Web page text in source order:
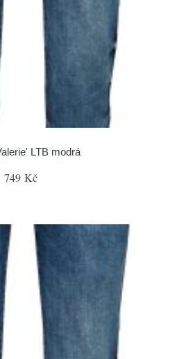
LTB modrá
749 Kč